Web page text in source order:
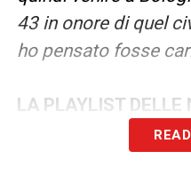
43 in onore di quel
ho pensato fosse
LA PLAYLIST